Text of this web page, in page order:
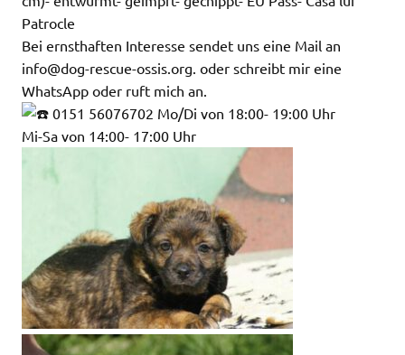
Patrocle
Bei ernsthaften Interesse sendet uns eine Mail an
info@dog-rescue-ossis.org. oder schreibt mir eine
WhatsApp oder ruft mich an.
0151 56076702 Mo/Di von 18:00- 19:00 Uhr
Mi-Sa von 14:00- 17:00 Uhr